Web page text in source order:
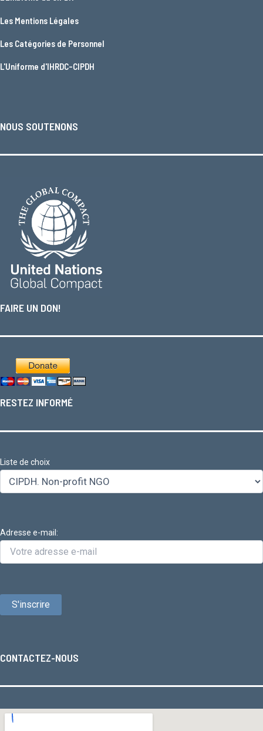
Les Mentions Légales
Les Catégories de Personnel
L'Uniforme d'IHRDC-CIPDH
NOUS SOUTENONS
FAIRE UN DON!
RESTEZ INFORMÉ
Liste de choix
Adresse e-mail:
CONTACTEZ-NOUS